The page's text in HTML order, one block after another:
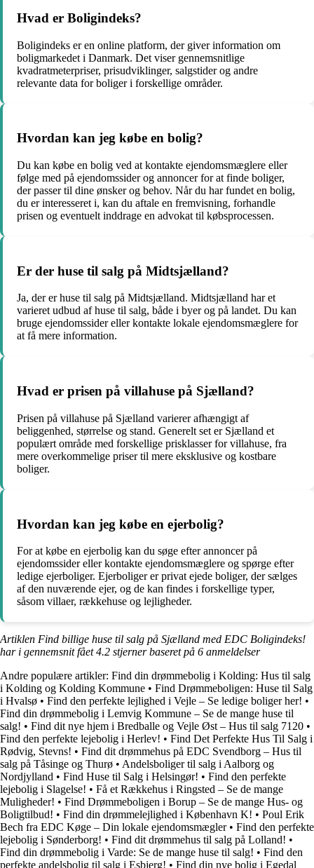
Hvad er Boligindeks?
Boligindeks er en online platform, der giver information om
boligmarkedet i Danmark. Det viser gennemsnitlige
kvadratmeterpriser, prisudviklinger, salgstider og andre
relevante data for boliger i forskellige områder.
Hvordan kan jeg købe en bolig?
Du kan købe en bolig ved at kontakte ejendomsmæglere eller
følge med på ejendomssider og annoncer for at finde boliger,
der passer til dine ønsker og behov. Når du har fundet en bolig,
du er interesseret i, kan du aftale en fremvisning, forhandle
prisen og eventuelt inddrage en advokat til købsprocessen.
Er der huse til salg på Midtsjælland?
Ja, der er huse til salg på Midtsjælland. Midtsjælland har et
varieret udbud af huse til salg, både i byer og på landet. Du kan
bruge ejendomssider eller kontakte lokale ejendomsmæglere for
at få mere information.
Hvad er prisen på villahuse på Sjælland?
Prisen på villahuse på Sjælland varierer afhængigt af
beliggenhed, størrelse og stand. Generelt set er Sjælland et
populært område med forskellige prisklasser for villahuse, fra
mere overkommelige priser til mere eksklusive og kostbare
boliger.
Hvordan kan jeg købe en ejerbolig?
For at købe en ejerbolig kan du søge efter annoncer på
ejendomssider eller kontakte ejendomsmæglere og spørge efter
ledige ejerboliger. Ejerboliger er privat ejede boliger, der sælges
af den nuværende ejer, og de kan findes i forskellige typer,
såsom villaer, rækkehuse og lejligheder.
Artiklen Find billige huse til salg på Sjælland med EDC Boligindeks!
har i gennemsnit fået4.2 stjerner baseret på 6 anmeldelser
Andre populære artikler: Find din drømmebolig i Kolding: Hus til salg
i Kolding og Kolding Kommune • Find Drømmeboligen: Huse til Salg
i Hvalsø • Find den perfekte lejlighed i Vejle – Se ledige boliger her! •
Find din drømmebolig i Lemvig Kommune – Se de mange huse til
salg! • Find dit nye hjem i Bredballe og Vejle Øst – Hus til salg 7120 •
Find den perfekte lejebolig i Herlev! • Find Det Perfekte Hus Til Salg i
Rødvig, Stevns! • Find dit drømmehus på EDC Svendborg – Hus til
salg på Tåsinge og Thurø • Andelsboliger til salg i Aalborg og
Nordjylland • Find Huse til Salg i Helsingør! • Find den perfekte
lejebolig i Slagelse! • Få et Rækkehus i Ringsted – Se de mange
Muligheder! • Find Drømmeboligen i Borup – Se de mange Hus- og
Boligtilbud! • Find din drømmelejlighed i København K! • Poul Erik
Bech fra EDC Køge – Din lokale ejendomsmægler• Find den perfekte
lejebolig i Sønderborg! • Find dit drømmehus til salg på Lolland! •
Find din drømmebolig i Varde: Se de mange huse til salg! • Find den
perfekte andelsbolig til salg i Esbjerg! • Find din nye bolig i Egedal